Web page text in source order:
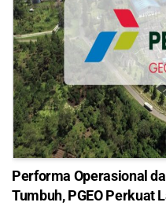
Performa Operasional
Tumbuh, PGEO Perkuat